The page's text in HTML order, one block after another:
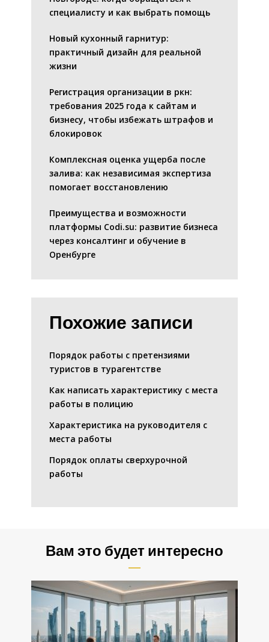
специалисту и как выбрать помощь
Новый кухонный гарнитур:
практичный дизайн для реальной
жизни
Регистрация организации в ркн:
требования 2025 года к сайтам и
бизнесу, чтобы избежать штрафов и
блокировок
Комплексная оценка ущерба после
залива: как независимая экспертиза
помогает восстановлению
Преимущества и возможности
платформы Codi.su: развитие бизнеса
через консалтинг и обучение в
Оренбурге
Похожие записи
Порядок работы с претензиями
туристов в турагентстве
Как написать характеристику с места
работы в полицию
Характеристика на руководителя с
места работы
Порядок оплаты сверхурочной
работы
Вам это будет интересно